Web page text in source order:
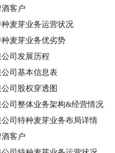
客户
麦芽业务运营状况
麦芽业务优劣势
司发展历程
司基本信息表
司股权穿透图
司整体业务架构&经营情况
司特种麦芽业务布局详情
客户